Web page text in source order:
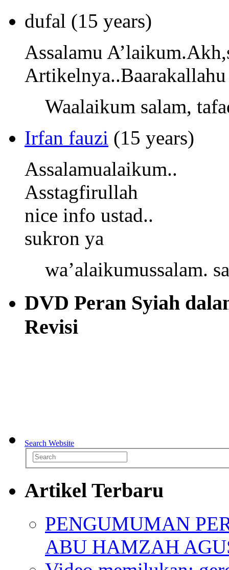
dufal (15 years)
Assalamu
Waalaikum salam,
Irfan fauzi (15 years)
Assalamualaikum..
Asstagfirullah
nice info ustad..
sukron ya
wa’alaikumussalam.
DVD Peran Syiah
Revisi
Search Website
Artikel Terbaru
PENGUMUMAN
ABU HAMZAH